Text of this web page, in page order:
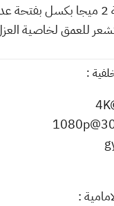
للعمق لخاصية العزل.
:
: